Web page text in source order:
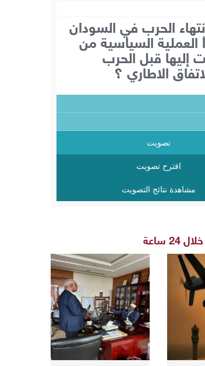
الحرب في السودان
السياسية من
إليها قبل الحرب
الاطاري ؟
تصويت
اقترح تصويت
مشاهدة نتائج التصويت
ساعة